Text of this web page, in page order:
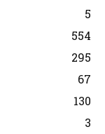
5
554
295
67
130
3